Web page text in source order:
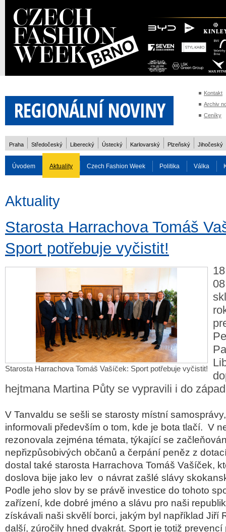
Kontakt
Archiv
Ceníky
Praha Středočeský Liberecký Ústecký Karlovarský Plzeňský Jihočeský
Úvodem Aktuality Czech Fashion Week Politika Válka
Aktuality
Starosta Harrachova Tomáš
Sport potřebuje vyčistit!
Starosta Harrachova Tomáš Vašíček: Sport potřebuje vyčistit!
hejtmana Martina Půty se vypravili i do
V Tanvaldu se sešli se starosty místní
informovali především o tom, kde je bota tlačí. V
rezonovala zejména témata, týkající se
nepřizpůsobivých občanů a čerpání peněz z
dostal také starosta Harrachova Tomáš Vašíček,
doslova bije jako lev o návrat zašlé slávy
Podle jeho slov by se právě investice do tohoto
zařízení, kde dobré jméno a slávu pro naši
získávali naši skvělí borci, jakým byl například Jiří
další, zúročily hned dvakrát. Sport je totiž prevencí